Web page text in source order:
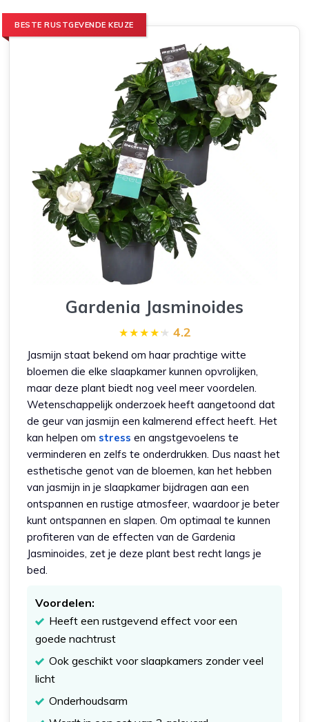
BESTE RUSTGEVENDE KEUZE
Gardenia Jasminoides
4.2
Jasmijn staat bekend om haar prachtige witte
bloemen die elke slaapkamer kunnen opvrolijken,
maar deze plant biedt nog veel meer voordelen.
Wetenschappelijk onderzoek heeft aangetoond dat
de geur van jasmijn een kalmerend effect heeft. Het
kan helpen om stress en angstgevoelens te
verminderen en zelfs te onderdrukken. Dus naast het
esthetische genot van de bloemen, kan het hebben
van jasmijn in je slaapkamer bijdragen aan een
ontspannen en rustige atmosfeer, waardoor je beter
kunt ontspannen en slapen. Om optimaal te kunnen
profiteren van de effecten van de Gardenia
Jasminoides, zet je deze plant best recht langs je
bed.
Voordelen:
Heeft een rustgevend effect voor een
goede nachtrust
Ook geschikt voor slaapkamers zonder veel
licht
Onderhoudsarm